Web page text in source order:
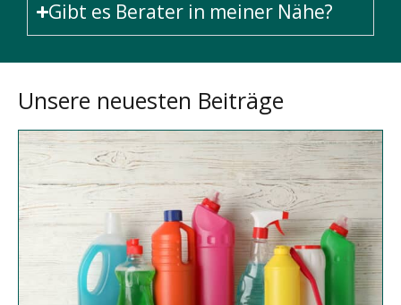
Gibt es Berater in meiner Nähe?
Unsere neuesten Beiträge